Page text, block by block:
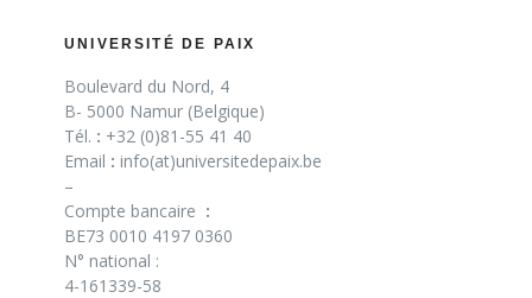
UNIVERSITÉ DE PAIX
Boulevard du Nord, 4
B- 5000 Namur (Belgique)
Tél. : +32 (0)81-55 41 40
Email : info(at)universitedepaix.be
–
Compte bancaire :
BE73 0010 4197 0360
N° national :
4-161339-58